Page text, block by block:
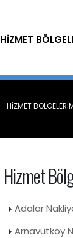
HIZMET
HIZMET
Hizmet
Adalar
Arnavutköy